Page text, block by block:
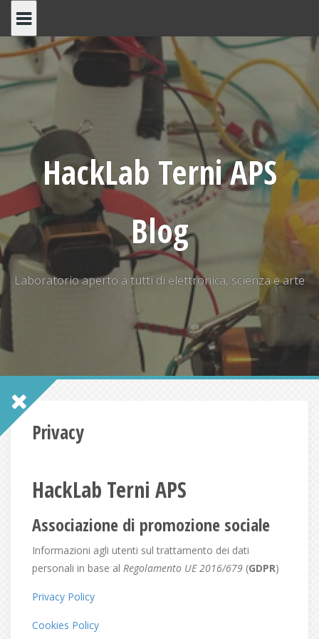
content
HackLab Terni APS
Blog
Laboratorio aperto a tutti di elettronica, scienza e arte
Privacy
HackLab Terni APS
Associazione di promozione sociale
Informazioni agli utenti sul trattamento dei dati
personali in base al Regolamento UE 2016/679 (GDPR)
Privacy Policy
Cookies Policy